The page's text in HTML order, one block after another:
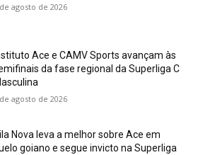
agosto de 2026
Ace e CAMV Sports avançam às
da fase regional da Superliga C
agosto de 2026
Nova leva a melhor sobre Ace em
goiano e segue invicto na Superliga